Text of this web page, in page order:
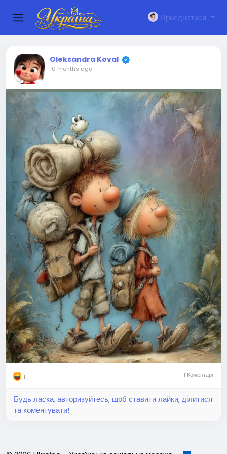
Приєднатися
Oleksandra Koval
10 months ago-
1 1 Коментарі
Будь ласка, авторизуйтесь, щоб ставити лайки, ділитися
та коментувати!